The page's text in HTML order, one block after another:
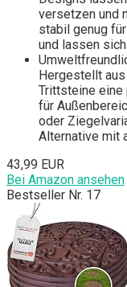
versetzen und
stabil genug
und lassen
Hergestellt
Trittsteine
für
oder
Alternative mit
43,99 EUR
Bei Amazon ansehen
Bestseller Nr. 17